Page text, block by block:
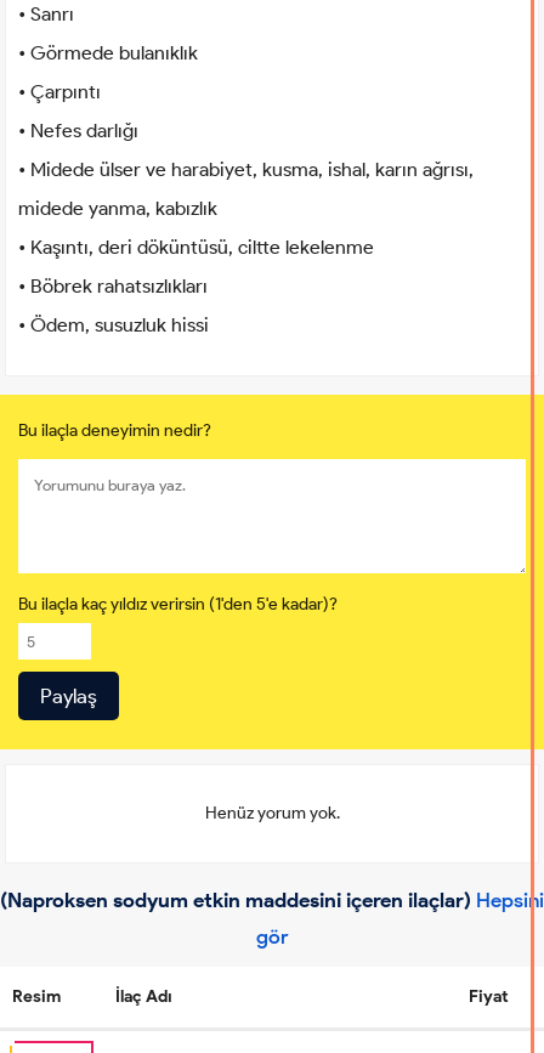
• Sanrı
• Görmede bulanıklık
• Çarpıntı
• Nefes darlığı
• Midede ülser ve harabiyet, kusma, ishal, karın ağrısı,
midede yanma, kabızlık
• Kaşıntı, deri döküntüsü, ciltte lekelenme
• Böbrek rahatsızlıkları
• Ödem, susuzluk hissi
Bu ilaçla deneyimin nedir?
Bu ilaçla kaç yıldız verirsin (1'den 5'e kadar)?
Henüz yorum yok.
(Naproksen sodyum etkin maddesini içeren ilaçlar) Hepsini
gör
Resim İlaç Adı Fiyat